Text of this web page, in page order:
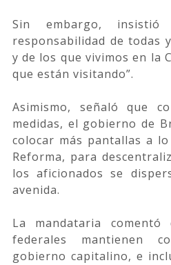
Sin embargo,
responsabilidad de todas
y de los que vivimos en la
que están visitando”.
Asimismo, señaló que
medidas, el gobierno de
colocar más pantallas a
Reforma, para
los aficionados se
avenida.
La mandataria comentó
federales mantienen
gobierno capitalino, e